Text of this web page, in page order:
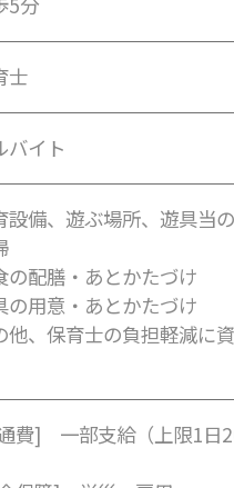
士
バイト
設備、遊ぶ場所、遊具当
の配膳・あとかたづけ
の用意・あとかたづけ
他、保育士の負担軽減に
費] 一部支給（上限1日